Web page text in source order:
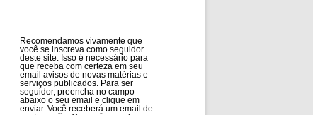
Recomendamos vivamente que
você se inscreva como seguidor
deste site. Isso é necessário para
que receba com certeza em seu
email avisos de novas matérias e
serviços publicados. Para ser
seguidor, preencha no campo
abaixo o seu email e clique em
enviar. Você receberá um email de